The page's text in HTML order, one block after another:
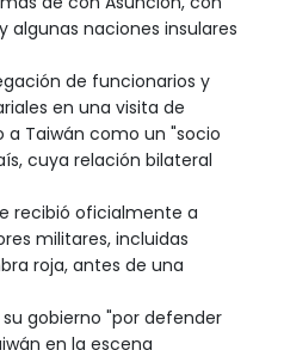
algunas naciones insulares
de funcionarios y
en una visita de
Taiwán como un "socio
cuya relación bilateral
recibió oficialmente a
militares, incluidas
roja, antes de una
gobierno "por defender
en la escena